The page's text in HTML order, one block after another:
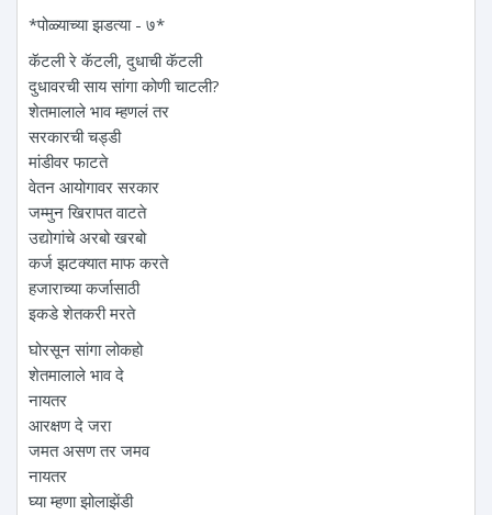
*पोळ्याच्या झडत्या - ७*
कॅटली रे कॅटली, दुधाची कॅटली
दुधावरची साय सांगा कोणी चाटली?
शेतमालाले भाव म्हणलं तर
सरकारची चड्डी
मांडीवर फाटते
वेतन आयोगावर सरकार
जम्मुन खिरापत वाटते
उद्योगांचे अरबो खरबो
कर्ज झटक्यात माफ करते
हजाराच्या कर्जासाठी
इकडे शेतकरी मरते
घोरसून सांगा लोकहो
शेतमालाले भाव दे
नायतर
आरक्षण दे जरा
जमत असण तर जमव
नायतर
घ्या म्हणा झोलाझेंडी